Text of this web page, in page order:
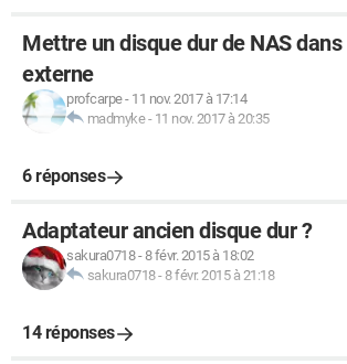
Mettre un disque dur de NAS
externe
profcarpe- 11 nov. 2017 à 17:14
madmyke- 11 nov. 2017 à 20:35
6 réponses
Adaptateur ancien disque dur ?
sakura0718-8 févr. 2015 à 18:02
sakura0718- 8 févr. 2015 à 21:18
14 réponses